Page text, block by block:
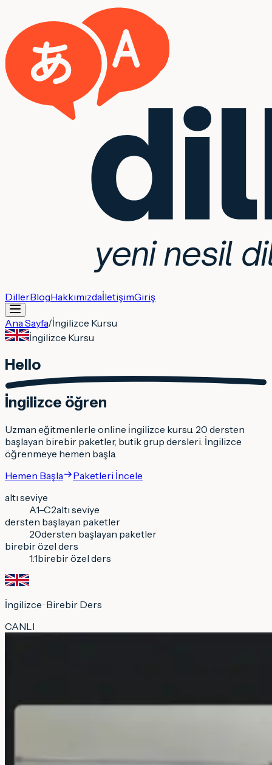
DillerBlogHakkımızdaİletişimGiriş
Ana Sayfa/İngilizce Kursu
İngilizce Kursu
Hello
İngilizce öğren
Uzman eğitmenlerle online i̇ngilizce kursu. 20 dersten
başlayan birebir paketler, butik grup dersleri. İngilizce
öğrenmeye hemen başla.
Hemen Başla
Paketleri İncele
altı seviye
A1–C2altı seviye
dersten başlayan paketler
20dersten başlayan paketler
birebir özel ders
1:1birebir özel ders
İngilizce· Birebir Ders
CANLI